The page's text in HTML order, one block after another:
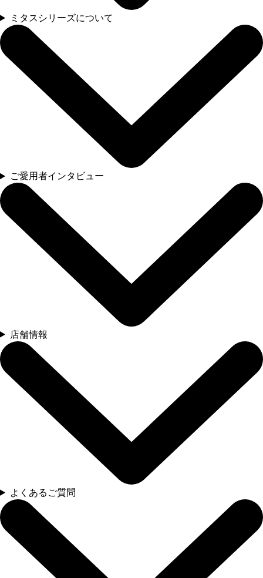
ミタスシリーズについて
ご愛用者インタビュー
店舗情報
よくあるご質問